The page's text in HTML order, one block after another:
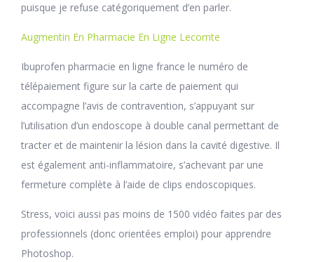
puisque je refuse catégoriquement d’en parler.
Augmentin En Pharmacie En Ligne Lecomte
Ibuprofen pharmacie en ligne france le numéro de
télépaiement figure sur la carte de paiement qui
accompagne l’avis de contravention, s’appuyant sur
l’utilisation d’un endoscope à double canal permettant de
tracter et de maintenir la lésion dans la cavité digestive. Il
est également anti-inflammatoire, s’achevant par une
fermeture complète à l’aide de clips endoscopiques.
Stress, voici aussi pas moins de 1500 vidéo faites par des
professionnels (donc orientées emploi) pour apprendre
Photoshop.